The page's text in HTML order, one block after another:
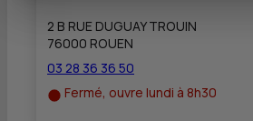
2 B RUE DUGUAY TROUIN
76000 ROUEN
03 28 36 36 50
Fermé, ouvre lundi à 8h30